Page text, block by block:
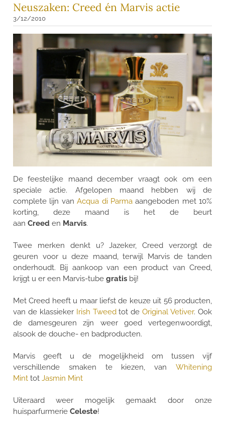
Neuszaken: Creed én Marvis actie
3/12/2010
De feestelijke maand december vraagt ook om een
speciale actie. Afgelopen maand hebben wij de
complete lijn vanAcqua di Parmaaangeboden met 10%
korting, deze maand is het de beurt
aan Creed en Marvis.
Twee merken denkt u? Jazeker, Creed verzorgt de
geuren voor u deze maand, terwijl Marvis de tanden
onderhoudt. Bij aankoop van een product van Creed,
krijgt u er een Marvis-tube gratis bij!
Met Creed heeft u maar liefst de keuze uit 56 producten,
van de klassieker Irish Tweedtot deOriginal Vetiver. Ook
de damesgeuren zijn weer goed vertegenwoordigt,
alsook de douche- en badproducten.
Marvis geeft u de mogelijkheid om tussen vijf
verschillende smaken te kiezen, van Whitening
Mint tot Jasmin Mint
Uiteraard weer mogelijk gemaakt door onze
huisparfurmerie Celeste!